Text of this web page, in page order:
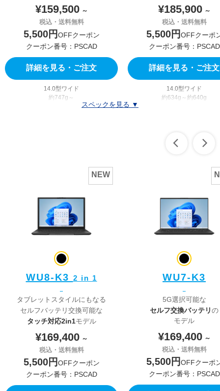
¥159,500～
税込・送料無料
5,500円 OFFクーポン
クーポン番号：PSCAD
詳細を見る・ご注文
14.0型ワイド
約747g～
動画再生時：約6.5時間
Intel Core Ultra 7 155H
16GBメモリ
32GBメモリ
64GBメモリ
256GB SSD
2TB SSD
Office なし
Microsoft 365 Personal (24か月版) /
Office Home and Business 2024 オプショ
ン付
¥185,900～
税込・送料無料
5,500円 OFFクーポ
クーポン番号：PSCAD
詳細を見る・ご注文
14.0型ワイド
約634g～約640g
Windows 11 Home
16GBメモリ
32GBメモリ
64GBメモリ
256GB SSD
2TB SSD
Office なし
Microsoft 365 Personal (24か
Office Home and Business 2024
ン付
スペックを見る ▼
NEW
WU8-K3 2 in 1
タブレットスタイルにもなる
セルフバッテリ交換可能な
タッチ対応2in1モデル
¥169,400～
税込・送料無料
5,500円 OFFクーポン
クーポン番号：PSCAD
WU7-K3
5G選択可能な
セルフ交換バッテリ の
モデル
¥169,400～
税込・送料無料
5,500円 OFFクーポ
クーポン番号：PSCAD